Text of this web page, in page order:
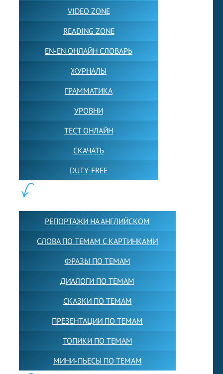
VIDEO ZONE
READING ZONE
EN-EN ОНЛАЙН СЛОВАРЬ
ЖУРНАЛЫ
ГРАММАТИКА
УРОВНИ
ТЕСТ ОНЛАЙН
СКАЧАТЬ
DUTY-FREE
РЕПОРТАЖИ НА АНГЛИЙСКОМ
СЛОВА ПО ТЕМАМ С КАРТИНКАМИ
ФРАЗЫ ПО ТЕМАМ
ДИАЛОГИ ПО ТЕМАМ
СКАЗКИ ПО ТЕМАМ
ПРЕЗЕНТАЦИИ ПО ТЕМАМ
ТОПИКИ ПО ТЕМАМ
МИНИ-ПЬЕСЫ ПО ТЕМАМ